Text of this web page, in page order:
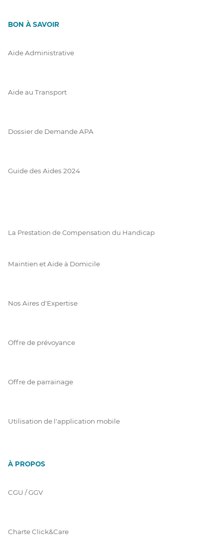
BON À SAVOIR
Aide Administrative
Aide au Transport
Dossier de Demande APA
Guide des Aides 2024
La Prestation de Compensation du Handicap
Maintien et Aide à Domicile
Nos Aires d'Expertise
Offre de prévoyance
Offre de parrainage
Utilisation de l'application mobile
À PROPOS
CGU / GGV
Charte Click&Care